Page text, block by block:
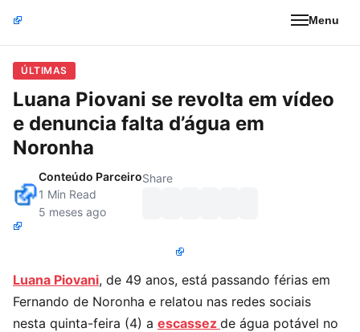
Menu
ÚLTIMAS
Luana Piovani se revolta em vídeo
e denuncia falta d’água em
Noronha
Conteúdo Parceiro
1 Min Read
5 meses ago
Share
Luana Piovani, de 49 anos, está passando férias em
Fernando de Noronha e relatou nas redes sociais
nesta quinta-feira (4) a escassez de água potável no